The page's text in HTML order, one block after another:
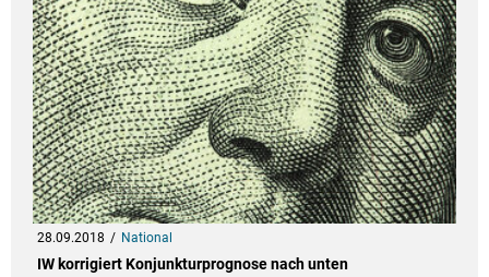
28.09.2018 National
IW korrigiert Konjunkturprognose nach unten